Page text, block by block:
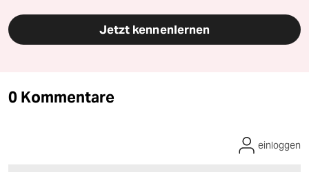
Jetzt kennenlernen
0 Kommentare
einloggen